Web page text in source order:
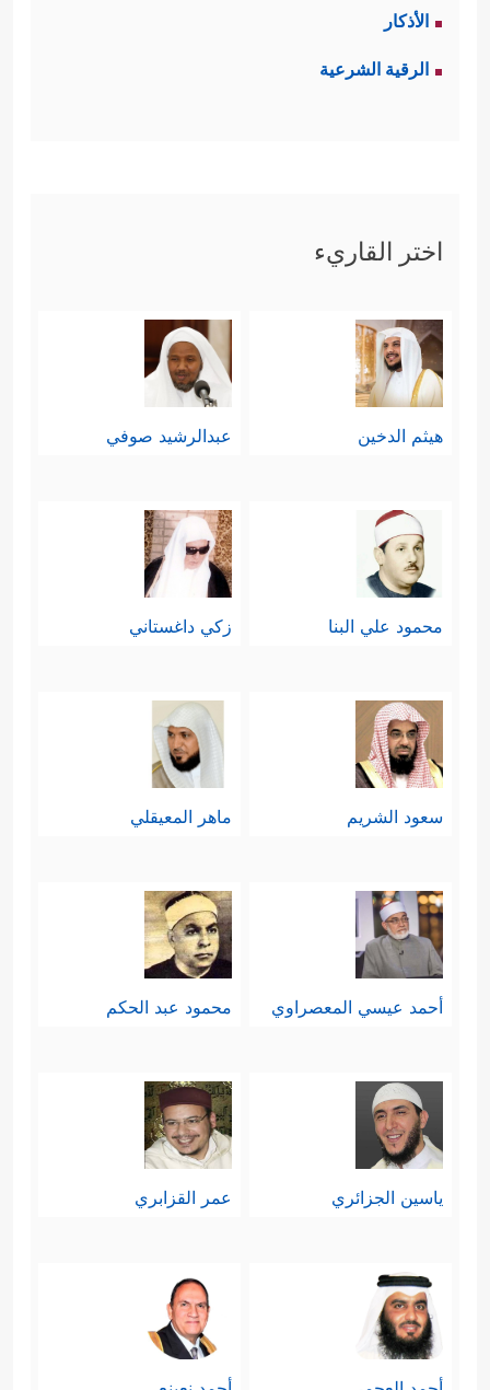
الأذكار
الرقية الشرعية
اختر القاريء
هيثم الدخين عبدالرشيد صوفي
محمود علي البنا زكي داغستاني
سعود الشريم ماهر المعيقلي
أحمد عيسي المعصراوي محمود عبد الحكم
ياسين الجزائري عمر القزابري